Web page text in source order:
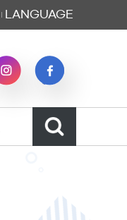
LANGUAGE